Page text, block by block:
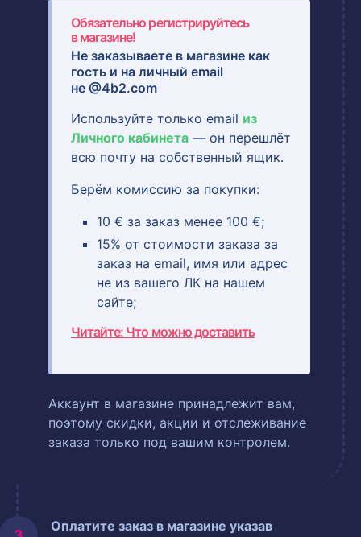
Обязательно регистрируйтесь
в магазине!
Не заказываете в магазине как
гость и на личный email
не @4b2.com
Используйте только email из
Личного кабинета — он перешлёт
всю почту на собственный ящик.
Берём комиссию за покупки:
10 € за заказ менее 100 €;
15% от стоимости заказа за
заказ на email, имя или адрес
не из вашего ЛК на нашем
сайте;
Читайте: Что можно доставить
Аккаунт в магазине принадлежит вам,
поэтому скидки, акции и отслеживание
заказа только под вашим контролем.
Оплатите заказ в магазине указав